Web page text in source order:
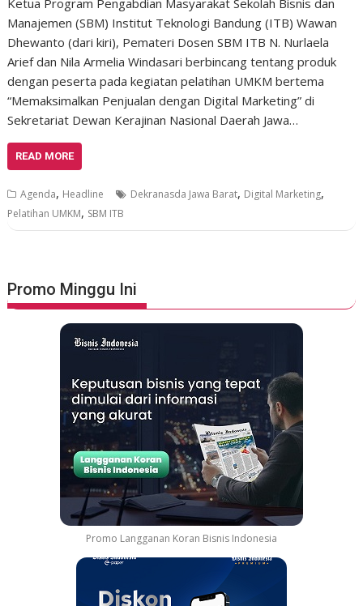
Manajemen (SBM) Institut Teknologi Bandung (ITB) Wawan
Dhewanto (dari kiri), Pemateri Dosen SBM ITB N. Nurlaela
Arief dan Nila Armelia Windasari berbincang tentang produk
dengan peserta pada kegiatan pelatihan UMKM bertema
“Memaksimalkan Penjualan dengan Digital Marketing” di
Sekretariat Dewan Kerajinan Nasional Daerah Jawa…
READ MORE
Agenda, Headline Dekranasda Jawa Barat, Digital Marketing,
Pelatihan UMKM, SBM ITB
Promo Minggu Ini
Promo Langganan Koran Bisnis Indonesia